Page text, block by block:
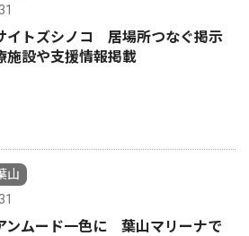
イトズシノコ 居場所つなぐ掲示
設や支援情報掲載
山
ンムード一色に 葉山マリーナで